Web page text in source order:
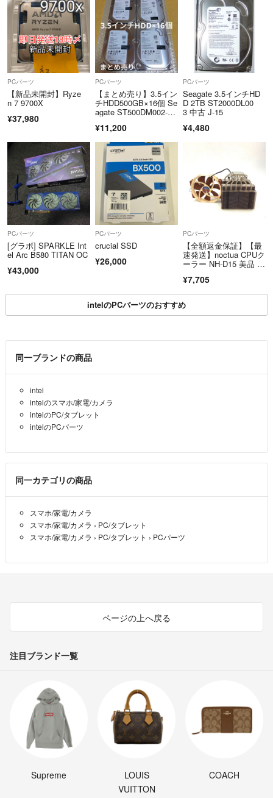
PCパーツ
【新品未開封】Ryze
n 7 9700X
¥37,980
PCパーツ
【まとめ売り】3.5イン
チHDD500GB×16個 Se
agate ST500DM002-1S
¥11,200
PCパーツ
Seagate 3.5インチHD
D 2TB ST2000DL00
3 中古 J-15
¥4,480
PCパーツ
[グラボ] SPARKLE Int
el Arc B580 TITAN OC
¥43,000
PCパーツ
crucial SSD
¥26,000
PCパーツ
【全額返金保証】【最
速発送】noctua CPUク
ーラー NH-D15 美品 動
¥7,705
intelのPCパーツのおすすめ
同一ブランドの商品
intel
intelのスマホ/家電/カメラ
intelのPC/タブレット
intelのPCパーツ
同一カテゴリの商品
スマホ/家電/カメラ
スマホ/家電/カメラ › PC/タブレット
スマホ/家電/カメラ › PC/タブレット › PCパーツ
ページの上へ戻る
注目ブランド一覧
Supreme
LOUIS
VUITTON
COACH